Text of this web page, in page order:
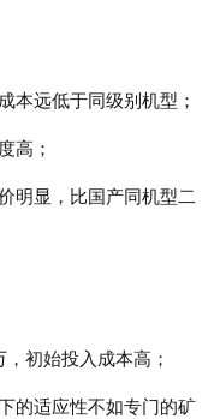
本远低于同级别机型；
高；
明显，比国产同机型二
初始投入成本高；
的适应性不如专门的矿